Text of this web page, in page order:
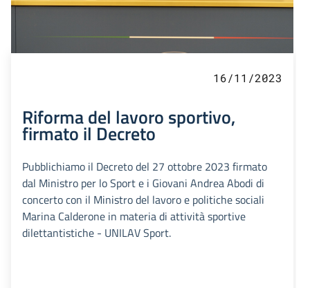
16/11/2023
Riforma del lavoro sportivo,
firmato il Decreto
Pubblichiamo il Decreto del 27 ottobre 2023 firmato
dal Ministro per lo Sport e i Giovani Andrea Abodi di
concerto con il Ministro del lavoro e politiche sociali
Marina Calderone in materia di attività sportive
dilettantistiche - UNILAV Sport.